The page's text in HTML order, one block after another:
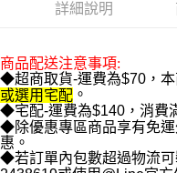
詳細說明
商品配送注意事項:
◆超商取貨-運費為$70，本
或選用宅配 。
◆宅配-運費為$140，消費
◆除優惠專區商品享有免
惠。
◆若訂單內包數超過物流